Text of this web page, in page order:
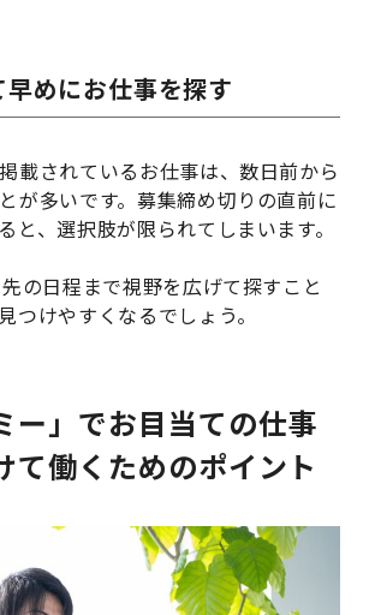
めにお仕事を探す
載されているお仕事は、数日前から
が多いです。募集締め切りの直前に
と、選択肢が限られてしまいます。
の日程まで視野を広げて探すこと
つけやすくなるでしょう。
ー」でお目当ての仕事
て働くためのポイント